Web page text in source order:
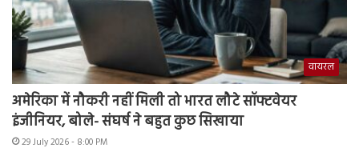
वायरल
अमेरिका में नौकरी नहीं मिली तो भारत लौटे सॉफ्टवेयर
इंजीनियर, बोले- संघर्ष ने बहुत कुछ सिखाया
29 July 2026 - 8:00 PM